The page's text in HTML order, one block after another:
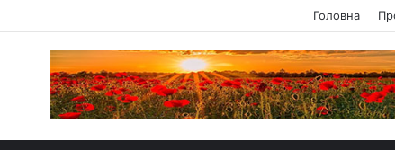
Головна